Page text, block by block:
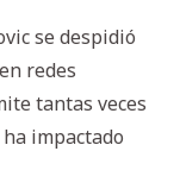
se despidió
redes
tantas veces
impactado